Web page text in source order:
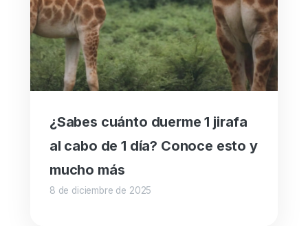
¿Sabes cuánto duerme 1 jirafa
al cabo de 1 día? Conoce esto y
mucho más
8 de diciembre de 2025